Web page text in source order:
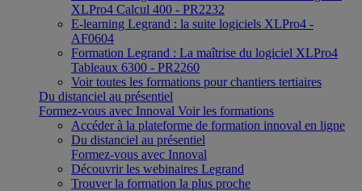
XLPro4 Calcul 400 - PR2232
E-learning Legrand : la suite logiciels XLPro4 -
AF0604
Formation Legrand : La maîtrise du logiciel XLPro4
Tableaux 6300 - PR2260
Voir toutes les formations pour chantiers tertiaires
Du distanciel au présentiel
Formez-vous avec Innoval Voir les formations
Accéder à la plateforme de formation innoval en ligne
Du distanciel au présentiel
Formez-vous avec Innoval
Découvrir les webinaires Legrand
Trouver la formation la plus proche